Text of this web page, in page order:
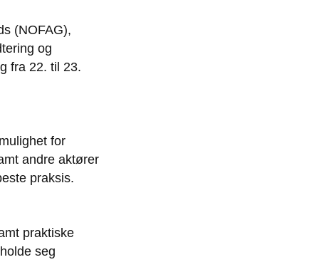
(NOFAG),
og
fra 22. til 23.
for
andre aktører
praksis.
praktiske
seg